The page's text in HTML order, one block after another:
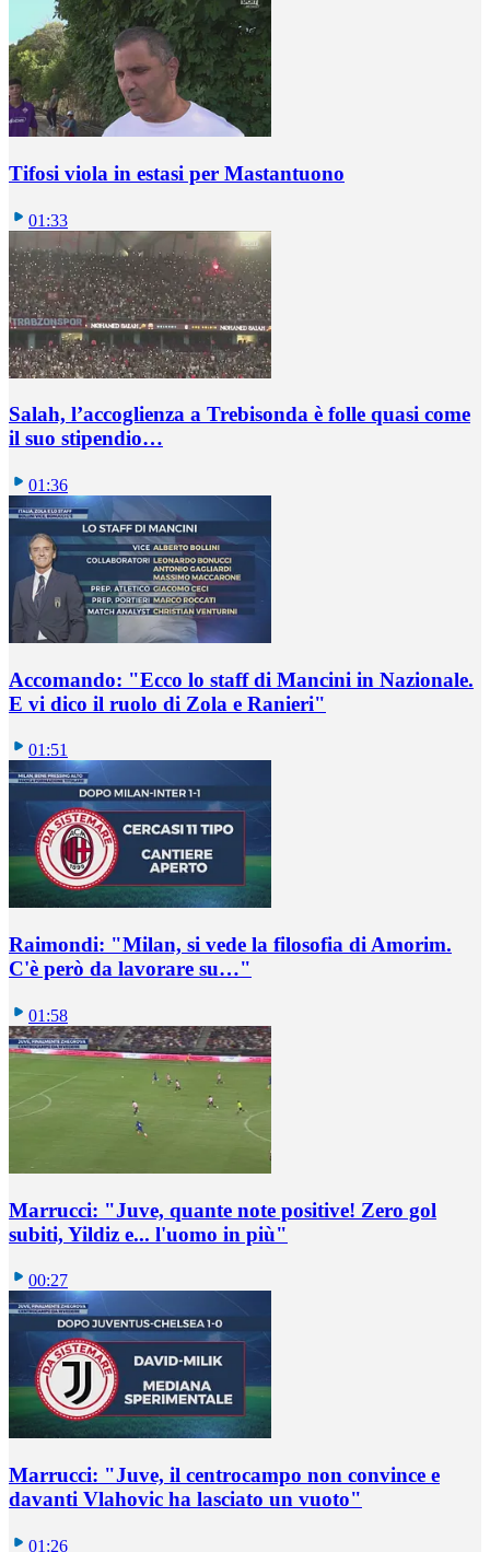
Tifosi viola in estasi per Mastantuono
01:33
Salah, l’accoglienza a Trebisonda è folle quasi come
il suo stipendio…
01:36
Accomando: "Ecco lo staff di Mancini in Nazionale.
E vi dico il ruolo di Zola e Ranieri"
01:51
Raimondi: "Milan, si vede la filosofia di Amorim.
C'è però da lavorare su…"
01:58
Marrucci: "Juve, quante note positive! Zero gol
subiti, Yildiz e... l'uomo in più"
00:27
Marrucci: "Juve, il centrocampo non convince e
davanti Vlahovic ha lasciato un vuoto"
01:26